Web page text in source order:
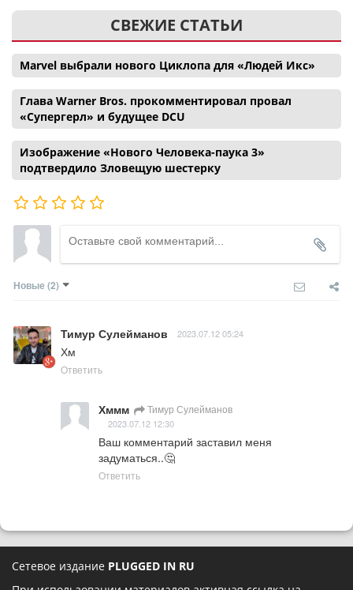
СВЕЖИЕ СТАТЬИ
Marvel выбрали нового Циклопа для «Людей Икс»
Глава Warner Bros. прокомментировал провал
«Супергерл» и будущее DCU
Изображение «Нового Человека-паука 3»
подтвердило Зловещую шестерку
Новые (2)
Тимур Сулейманов 2023.07.12 05:24
Хм
Ответить
Хммм Тимур Сулейманов
2023.07.12 12:30
Ваш комментарий заставил меня
задуматься..🤔
Ответить
Сетевое издание PLUGGED IN RU